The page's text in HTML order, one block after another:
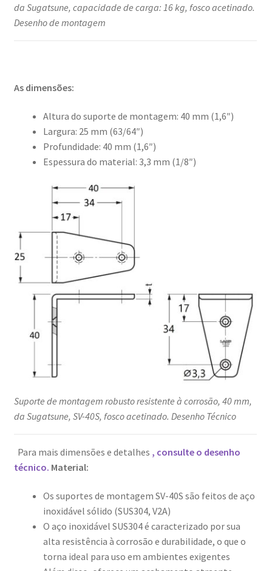
da Sugatsune, capacidade de carga: 16 kg, fosco acetinado.
Desenho de montagem
As dimensões:
Altura do suporte de montagem: 40 mm (1,6″)
Largura: 25 mm (63/64″)
Profundidade: 40 mm (1,6″)
Espessura do material: 3,3 mm (1/8″)
Suporte de montagem robusto resistente à corrosão, 40 mm,
da Sugatsune, SV-40S, fosco acetinado. Desenho Técnico
Para mais dimensões e detalhes , consulte o desenho
técnico. Material:
Os suportes de montagem SV-40S são feitos de aço
inoxidável sólido (SUS304, V2A)
O aço inoxidável SUS304 é caracterizado por sua
alta resistência à corrosão e durabilidade, o que o
torna ideal para uso em ambientes exigentes